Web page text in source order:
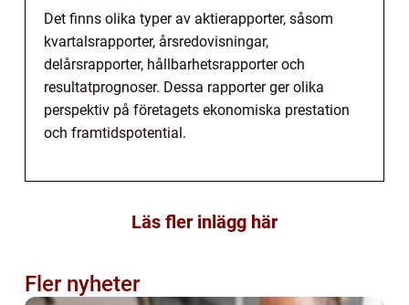
Det finns olika typer av aktierapporter, såsom
kvartalsrapporter, årsredovisningar,
delårsrapporter, hållbarhetsrapporter och
resultatprognoser. Dessa rapporter ger olika
perspektiv på företagets ekonomiska prestation
och framtidspotential.
Läs fler inlägg här
Fler nyheter